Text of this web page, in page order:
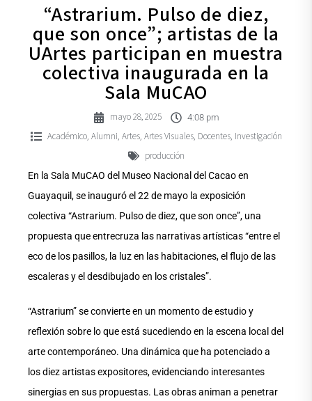
“Astrarium. Pulso de diez,
que son once”; artistas de la
UArtes participan en muestra
colectiva inaugurada en la
Sala MuCAO
mayo 28, 2025 4:08 pm
Académico, Alumni, Artes, Artes Visuales, Docentes, Investigación
producción
En la Sala MuCAO del Museo Nacional del Cacao en
Guayaquil, se inauguró el 22 de mayo la exposición
colectiva “Astrarium. Pulso de diez, que son once”, una
propuesta que entrecruza las narrativas artísticas “entre el
eco de los pasillos, la luz en las habitaciones, el flujo de las
escaleras y el desdibujado en los cristales”.
“Astrarium” se convierte en un momento de estudio y
reflexión sobre lo que está sucediendo en la escena local del
arte contemporáneo. Una dinámica que ha potenciado a
los diez artistas expositores, evidenciando interesantes
sinergias en sus propuestas. Las obras animan a penetrar